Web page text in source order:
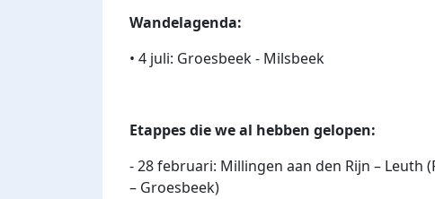
Wandelagenda:
• 4 juli: Groesbeek - Milsbeek
Etappes die we al hebben gelopen:
- 28 februari: Millingen aan den Rijn – Leuth
– Groesbeek)